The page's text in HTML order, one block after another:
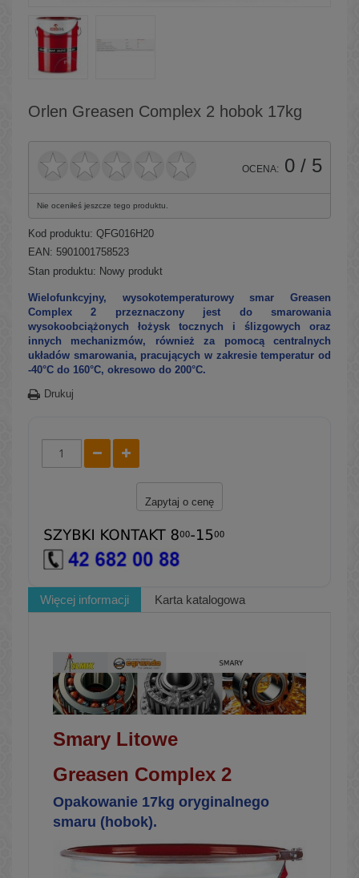
Orlen Greasen Complex 2 hobok 17kg
OCENA: 0 / 5
Nie oceniłeś jeszcze tego produktu.
Kod produktu: QFG016H20
EAN: 5901001758523
Stan produktu: Nowy produkt
​​Wielofunkcyjny, wysokotemperaturowy smar Greasen
Complex 2 przeznaczony jest do smarowania
wysokoobciążonych łożysk tocznych i ślizgowych oraz
innych mechanizmów, również za pomocą centralnych
układów smarowania, pracujących w zakresie temperatur od
-40°C do 160°C, okresowo do 200°C.
Drukuj
Zapytaj o cenę
Więcej informacji Karta katalogowa
Smary Litowe
Greasen Complex 2
Opakowanie 17kg oryginalnego
smaru (hobok).